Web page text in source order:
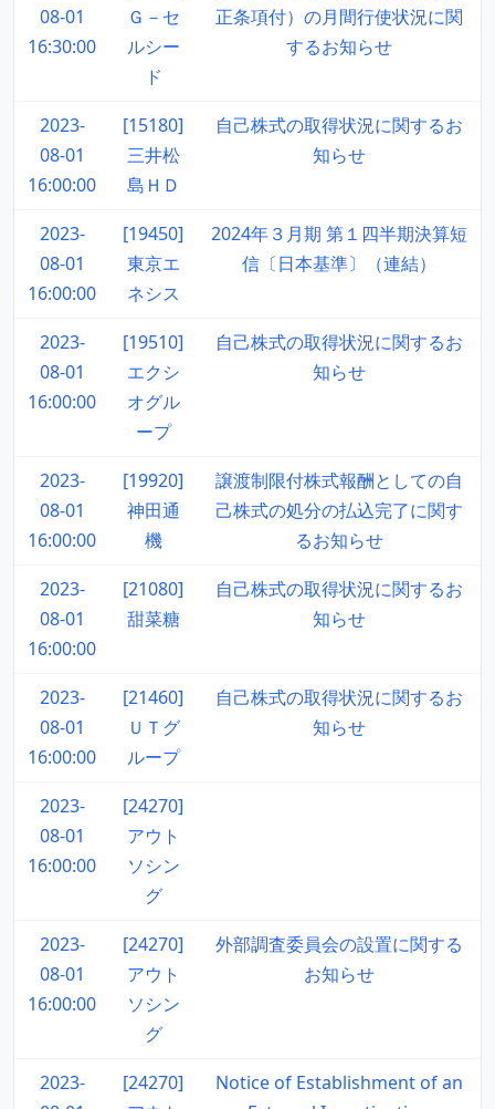
08-01
16:30:00
Ｇ－セ
ルシー
ド
正条項付）の月間行使状況に関
するお知らせ
2023-
08-01
16:00:00
[15180]
三井松
島ＨＤ
自己株式の取得状況に関するお
知らせ
2023-
08-01
16:00:00
[19450]
東京エ
ネシス
2024年３月期 第１四半期決算短
信〔日本基準〕（連結）
2023-
08-01
16:00:00
[19510]
エクシ
オグル
ープ
自己株式の取得状況に関するお
知らせ
2023-
08-01
16:00:00
[19920]
神田通
機
譲渡制限付株式報酬としての自
己株式の処分の払込完了に関す
るお知らせ
2023-
08-01
16:00:00
[21080]
甜菜糖
自己株式の取得状況に関するお
知らせ
2023-
08-01
16:00:00
[21460]
ＵＴグ
ループ
自己株式の取得状況に関するお
知らせ
2023-
08-01
16:00:00
[24270]
アウト
ソシン
グ
2023-
08-01
16:00:00
[24270]
アウト
ソシン
グ
外部調査委員会の設置に関する
お知らせ
2023-
[24270]
Notice of Establishment of an